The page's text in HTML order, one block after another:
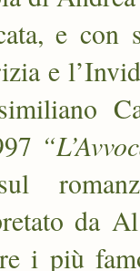
e
e
da
i più